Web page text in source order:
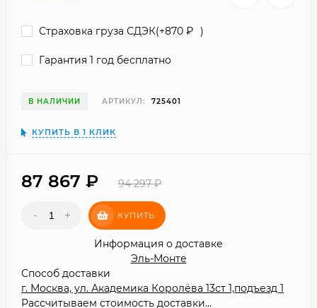
Страховка груза СДЭК(+870 )
Гарантия 1 год бесплатно
В НАЛИЧИИ АРТИКУЛ: 725401
КУПИТЬ В 1 КЛИК
87 867 94 297
- + КУПИТЬ
Информация о доставке
Эль-Монте
Способ доставки
г. Москва, ул. Академика Королёва 13ст 1,подъезд 1
Рассчитываем стоимость доставки...